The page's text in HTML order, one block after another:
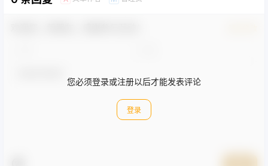
您必须登录或注册以后才能发表评论
登录